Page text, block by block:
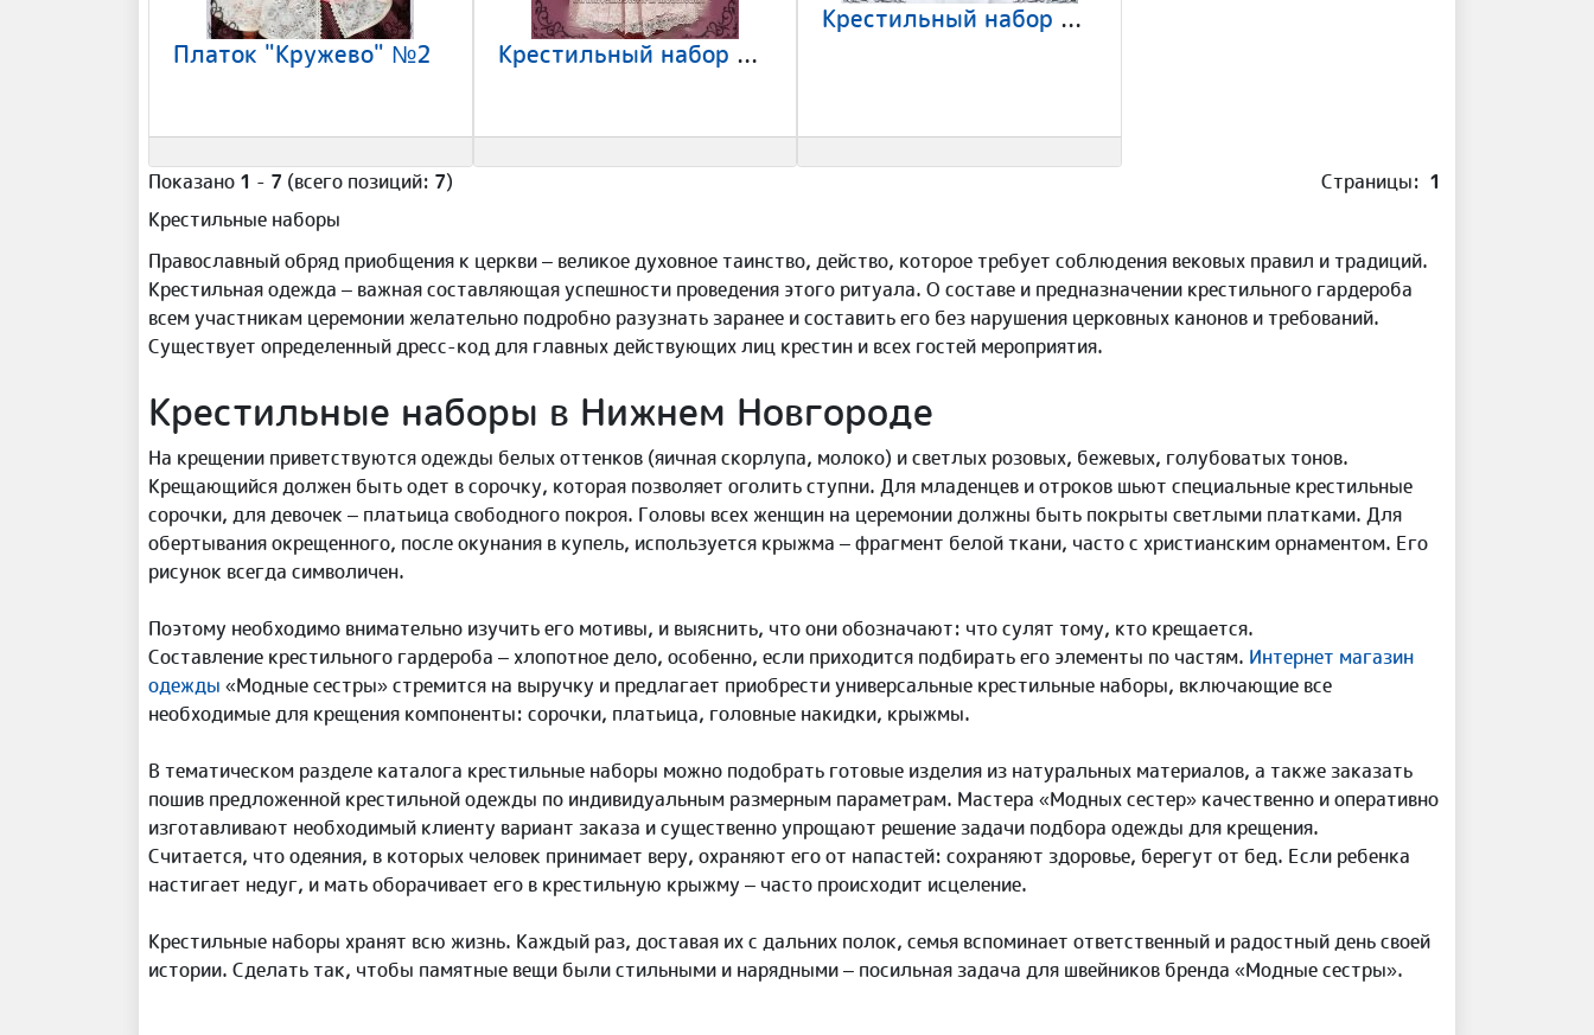
Платок "Кружево" №2 Крестильный набор Арт-273
Крестильный набор для мальчика Арт.-045
Страницы: 1
Показано 1 - 7 (всего позиций: 7)
Крестильные наборы
Православный обряд приобщения к церкви – великое духовное таинство, действо, которое требует соблюдения вековых правил и традиций.
Крестильная одежда – важная составляющая успешности проведения этого ритуала. О составе и предназначении крестильного гардероба
всем участникам церемонии желательно подробно разузнать заранее и составить его без нарушения церковных канонов и требований.
Существует определенный дресс-код для главных действующих лиц крестин и всех гостей мероприятия.
Крестильные наборы в Нижнем Новгороде
На крещении приветствуются одежды белых оттенков (яичная скорлупа, молоко) и светлых розовых, бежевых, голубоватых тонов.
Крещающийся должен быть одет в сорочку, которая позволяет оголить ступни. Для младенцев и отроков шьют специальные крестильные
сорочки, для девочек – платьица свободного покроя. Головы всех женщин на церемонии должны быть покрыты светлыми платками. Для
обертывания окрещенного, после окунания в купель, используется крыжма – фрагмент белой ткани, часто с христианским орнаментом. Его
рисунок всегда символичен.
Поэтому необходимо внимательно изучить его мотивы, и выяснить, что они обозначают: что сулят тому, кто крещается.
Составление крестильного гардероба – хлопотное дело, особенно, если приходится подбирать его элементы по частям. Интернет магазин
одежды «Модные сестры» стремится на выручку и предлагает приобрести универсальные крестильные наборы, включающие все
необходимые для крещения компоненты: сорочки, платьица, головные накидки, крыжмы.
В тематическом разделе каталога крестильные наборы можно подобрать готовые изделия из натуральных материалов, а также заказать
пошив предложенной крестильной одежды по индивидуальным размерным параметрам. Мастера «Модных сестер» качественно и оперативно
изготавливают необходимый клиенту вариант заказа и существенно упрощают решение задачи подбора одежды для крещения.
Считается, что одеяния, в которых человек принимает веру, охраняют его от напастей: сохраняют здоровье, берегут от бед. Если ребенка
настигает недуг, и мать оборачивает его в крестильную крыжму – часто происходит исцеление.
Крестильные наборы хранят всю жизнь. Каждый раз, доставая их с дальних полок, семья вспоминает ответственный и радостный день своей
истории. Сделать так, чтобы памятные вещи были стильными и нарядными – посильная задача для швейников бренда «Модные сестры».